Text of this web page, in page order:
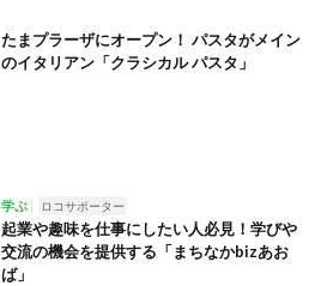
たまプラーザにオープン！ パスタがメイン
のイタリアン「クラシカル パスタ」
学ぶ ロコサポーター
起業や趣味を仕事にしたい人必見！学びや
交流の機会を提供する「まちなかbizあお
ば」